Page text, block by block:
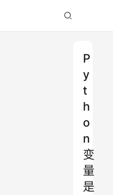
P
y
t
h
o
n
变
量
是